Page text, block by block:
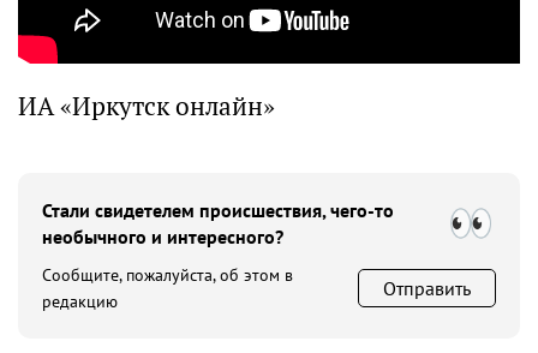
ИА «Иркутск онлайн»
Стали свидетелем происшествия, чего-то
необычного и интересного?
Сообщите, пожалуйста, об этом в
редакцию
Отправить